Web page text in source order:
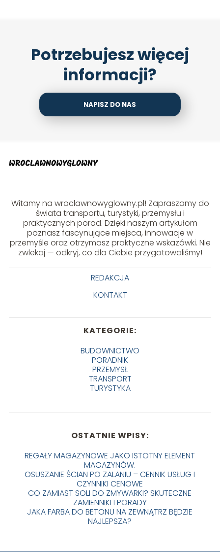
Potrzebujesz więcej
informacji?
NAPISZ DO NAS
Witamy na wroclawnowyglowny.pl! Zapraszamy do
świata transportu, turystyki, przemysłu i
praktycznych porad. Dzięki naszym artykułom
poznasz fascynujące miejsca, innowacje w
przemyśle oraz otrzymasz praktyczne wskazówki. Nie
zwlekaj — odkryj, co dla Ciebie przygotowaliśmy!
REDAKCJA
KONTAKT
KATEGORIE:
BUDOWNICTWO
PORADNIK
PRZEMYSŁ
TRANSPORT
TURYSTYKA
OSTATNIE WPISY:
REGAŁY MAGAZYNOWE JAKO ISTOTNY ELEMENT
MAGAZYNÓW.
OSUSZANIE ŚCIAN PO ZALANIU – CENNIK USŁUG I
CZYNNIKI CENOWE
CO ZAMIAST SOLI DO ZMYWARKI? SKUTECZNE
ZAMIENNIKI I PORADY
JAKA FARBA DO BETONU NA ZEWNĄTRZ BĘDZIE
NAJLEPSZA?